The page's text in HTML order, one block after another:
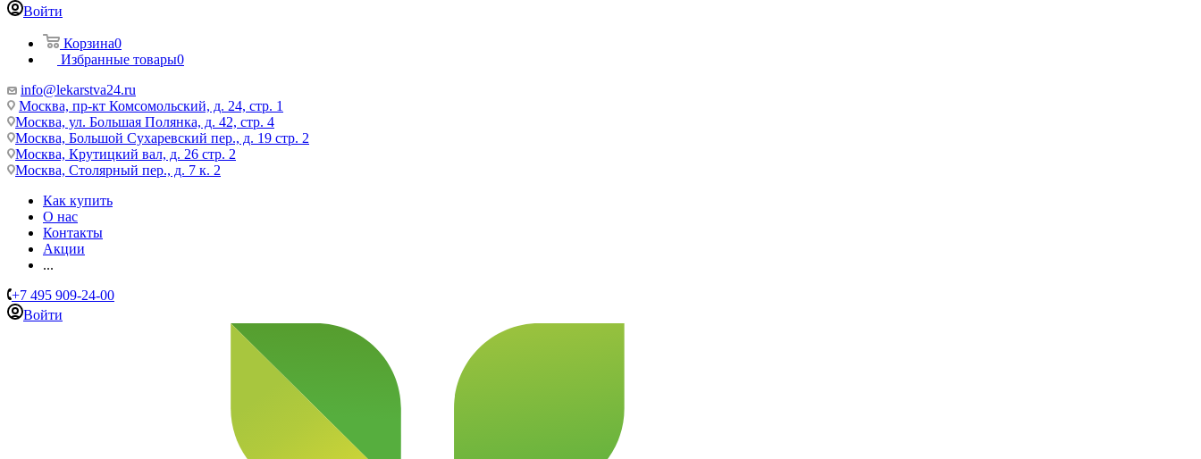
Войти
Корзина0
Избранные товары0
info@lekarstva24.ru
Москва, пр-кт Комсомольский, д. 24, стр. 1
Москва, ул. Большая Полянка, д. 42, стр. 4
Москва, Большой Сухаревский пер., д. 19 стр. 2
Москва, Крутицкий вал, д. 26 стр. 2
Москва, Столярный пер., д. 7 к. 2
Как купить
О нас
Контакты
Акции
...
+7 495 909-24-00
Войти